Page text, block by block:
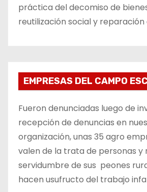
práctica del decomiso de
reutilización social y reparación
EMPRESAS DEL CAMPO
Fueron denunciadas luego de
recepción de denuncias en
organización, unas 35 agro
valen de la trata de personas y
servidumbre de sus peones
hacen usufructo del trabajo